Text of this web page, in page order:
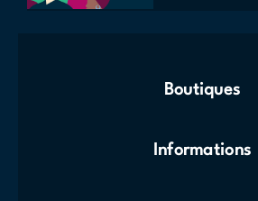
Boutiques
Informations